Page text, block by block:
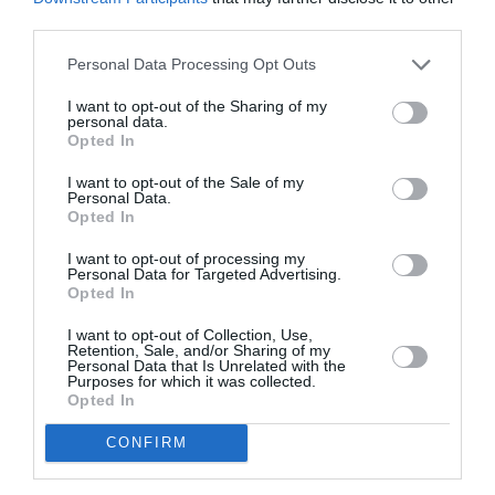
Personal Data Processing Opt Outs
I want to opt-out of the Sharing of my
personal data.
Opted In
I want to opt-out of the Sale of my
Personal Data.
Opted In
I want to opt-out of processing my
Personal Data for Targeted Advertising.
Opted In
I want to opt-out of Collection, Use,
Retention, Sale, and/or Sharing of my
Personal Data that Is Unrelated with the
Purposes for which it was collected.
Opted In
CONFIRM
Διάφορες τοποθεσίες (δείτε το αναλυτικό πρόγραμμα)
Ακολουθήστε το Culturenow.gr στο
μάθετε πρώτοι όλες τις ειδήσεις
Δείτε όλα τατελευταία νέα
Πολιτισμό στοCulturenow.gr
Νέοι Διαγωνισμοί
Tags
ΓΙΩΡΓΟΣ ΝΑΝΟΥΡΗΣ
ΘΕΑΤΡΙΚΕΣ ΠΑΡΑΣΤΑΣΕΙΣ 2022 - 2023
ΘΕΑΤΡΙΚΕΣ ΠΕΡΙΟΔΕΙΕΣ – ΠΑΡΑΣΤΑΣΕΙΣ ΚΑΛΟΚΑΙΡΙ 2023